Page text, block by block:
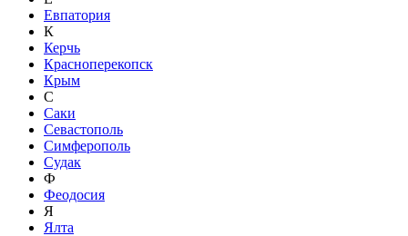
Евпатория
К
Керчь
Красноперекопск
Крым
С
Саки
Севастополь
Симферополь
Судак
Ф
Феодосия
Я
Ялта